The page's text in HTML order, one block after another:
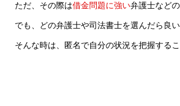
ただ、その際は借金問題に強い弁護士など
でも、どの弁護士や司法書士を選んだら良
そんな時は、匿名で自分の状況を把握する